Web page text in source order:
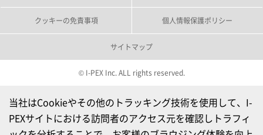
当社はCookieやその他のトラッキング技術を使用して、I-
PEXサイトにおける訪問者のアクセス元を確認しトラフィ
クッキーの免責事項 個人情報保護ポリシー
サイトマップ
© I-PEX Inc. ALL rights reserved.